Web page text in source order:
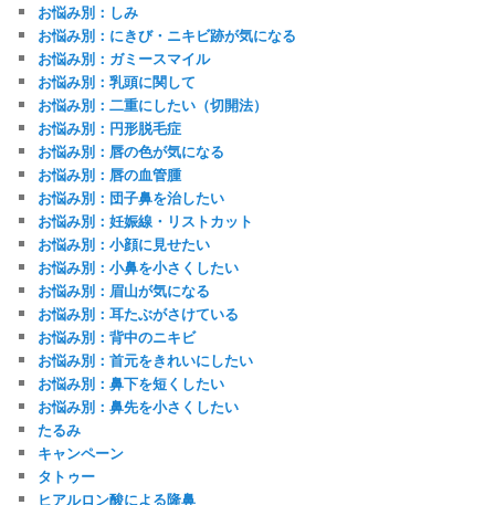
お悩み別：しみ
お悩み別：にきび・ニキビ跡が気になる
お悩み別：ガミースマイル
お悩み別：乳頭に関して
お悩み別：二重にしたい（切開法）
お悩み別：円形脱毛症
お悩み別：唇の色が気になる
お悩み別：唇の血管腫
お悩み別：団子鼻を治したい
お悩み別：妊娠線・リストカット
お悩み別：小顔に見せたい
お悩み別：小鼻を小さくしたい
お悩み別：眉山が気になる
お悩み別：耳たぶがさけている
お悩み別：背中のニキビ
お悩み別：首元をきれいにしたい
お悩み別：鼻下を短くしたい
お悩み別：鼻先を小さくしたい
たるみ
キャンペーン
タトゥー
ヒアルロン酸による隆鼻